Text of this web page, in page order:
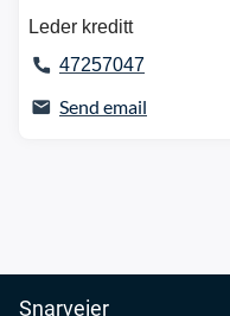
Leder kreditt
47257047
Send email
Snarveier